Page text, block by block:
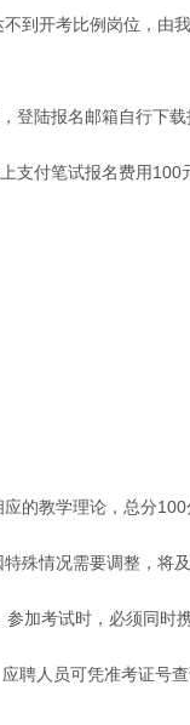
到开考比例岗位，
登陆报名邮箱自行下载
支付笔试报名费用
的教学理论，总分
殊情况需要调整，将
加考试时，必须同
聘人员可凭准考证号查